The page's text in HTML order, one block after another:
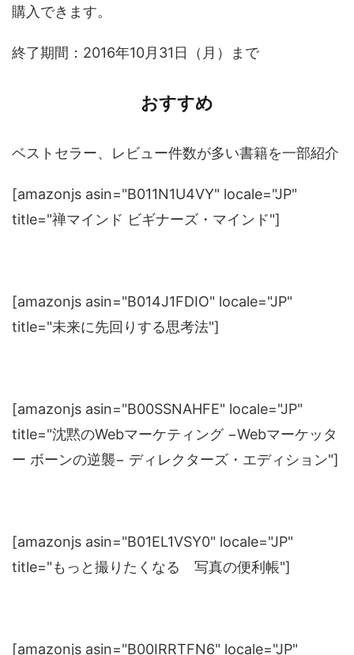
購入できます。
終了期間：2016年10月31日（月）まで
おすすめ
ベストセラー、レビュー件数が多い書籍を一部紹介
[amazonjs asin="B011N1U4VY" locale="JP"
title="禅マインド ビギナーズ・マインド"]
[amazonjs asin="B014J1FDIO" locale="JP"
title="未来に先回りする思考法"]
[amazonjs asin="B00SSNAHFE" locale="JP"
title="沈黙のWebマーケティング −Webマーケッタ
ー ボーンの逆襲− ディレクターズ・エディション"]
[amazonjs asin="B01EL1VSY0" locale="JP"
title="もっと撮りたくなる 写真の便利帳"]
[amazonjs asin="B00IRRTFN6" locale="JP"